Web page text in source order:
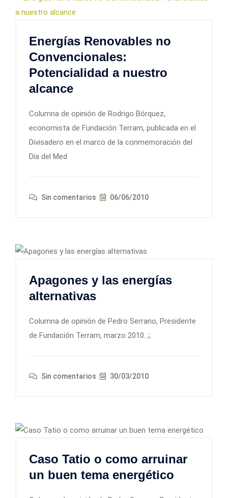
Energías Renovables no
Convencionales:
Potencialidad a nuestro
alcance
Columna de opinión de Rodrigo Bórquez,
economista de Fundación Terram, publicada en el
Divisadero en el marco de la conmemoración del
Día del Med
Sin comentarios 06/06/2010
Apagones y las energías
alternativas
Columna de opinión de Pedro Serrano, Presidente
de Fundación Terram, marzo 2010. ;;
Sin comentarios 30/03/2010
Caso Tatio o como arruinar
un buen tema energético